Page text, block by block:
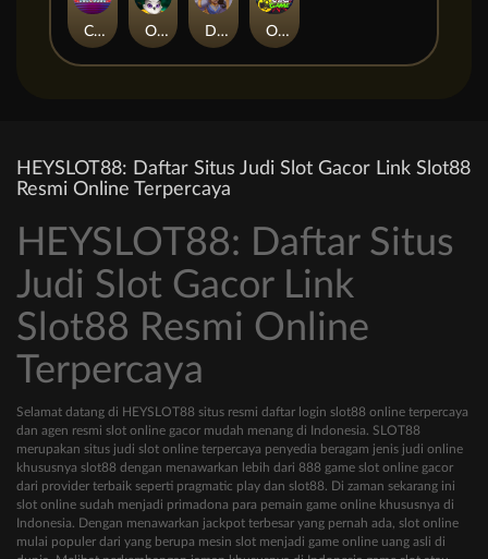
Casino Win Spin Dungeon Quest Outsourced: Slash Game
Owls
HEYSLOT88: Daftar Situs Judi Slot Gacor Link Slot88
Resmi Online Terpercaya
HEYSLOT88: Daftar Situs
Judi Slot Gacor Link
Slot88 Resmi Online
Terpercaya
Selamat datang di HEYSLOT88 situs resmi daftar login slot88 online terpercaya
dan agen resmi slot online gacor mudah menang di Indonesia. SLOT88
merupakan situs judi slot online terpercaya penyedia beragam jenis judi online
khususnya slot88 dengan menawarkan lebih dari 888 game slot online gacor
dari provider terbaik seperti pragmatic play dan slot88. Di zaman sekarang ini
slot online sudah menjadi primadona para pemain game online khususnya di
Indonesia. Dengan menawarkan jackpot terbesar yang pernah ada, slot online
mulai populer dari yang berupa mesin slot menjadi game online uang asli di